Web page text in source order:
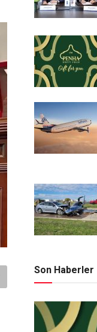
Son Haberler